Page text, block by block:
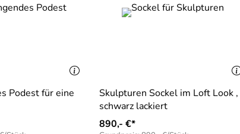
Podest für eine
Skulpturen Sockel im Loft Look ,
schwarz lackiert
890,- €*